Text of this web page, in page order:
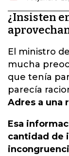
¿Insisten
El ministro
mucha
que tenía
parecía
Adres a una
Esa
cantidad de